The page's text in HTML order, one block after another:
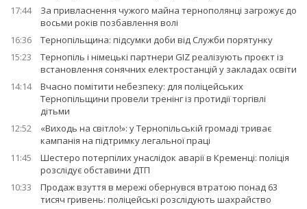
17:44
За привласнення чужого майна тернополянці загрожує до
восьми років позбавлення волі
16:36
Тернопільщина: підсумки доби від Служби порятунку
15:23
Тернопіль і німецькі партнери GIZ реалізують проєкт із
встановлення сонячних електростанцій у закладах освіти
14:14
Вчасно помітити небезпеку: для поліцейських
Тернопільщини провели тренінг із протидії торгівлі
дітьми
12:52
«Виходь на світло!»: у Тернопільській громаді триває
кампанія на підтримку легальної праці
11:45
Шестеро потерпілих унаслідок аварії в Кременці: поліція
розслідує обставини ДТП
10:33
Продаж взуття в мережі обернувся втратою понад 63
тисяч гривень: поліцейські розслідують шахрайство